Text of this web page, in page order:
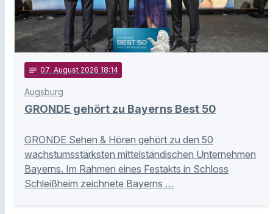
notes 07. August 2026 18:14
Augsburg
GRONDE gehört zu Bayerns Best 50
GRONDE Sehen & Hören gehört zu den 50
wachstumsstärksten mittelständischen Unternehmen
Bayerns. Im Rahmen eines Festakts in Schloss
Schleißheim zeichnete Bayerns …